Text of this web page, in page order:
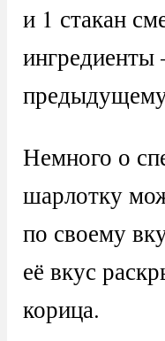
и 1 стакан
ингредиенты
Немного о
шарлотку
по своему
её вкус
корица.